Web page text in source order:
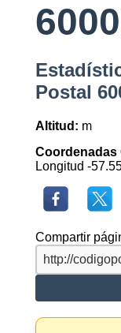
Postal
Altitud: m
Coordenadas
Longitud -
Compartir